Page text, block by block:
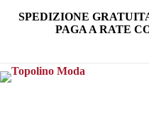
SPEDIZIONE
PAGA A RATE